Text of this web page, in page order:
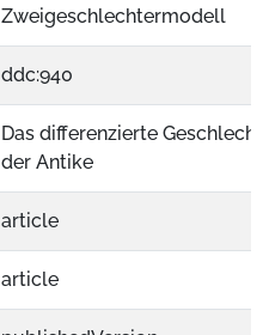
Zweigeschlechtermodell
ddc:940
Das differenzierte
der Antike
article
article